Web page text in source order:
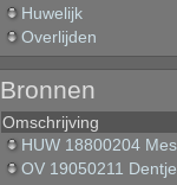
Huwelijk
Overlijden
Bronnen
Omschrijving
HUW 18800204
OV 19050211